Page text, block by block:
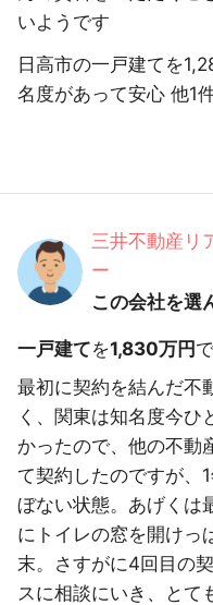
いようです
日高市の一戸建てを
名度があって安心 他1
三井不動産リ
ー
この会社を選
一戸建てを1,830万円
最初に契約を結んだ不
く、関東は知名度今ひ
かったので、他の不動
て契約したのですが、
ぼない状態。あげくは
にトイレの窓を開けっ
末。さすがに4回目の
スに相談にいき、とて